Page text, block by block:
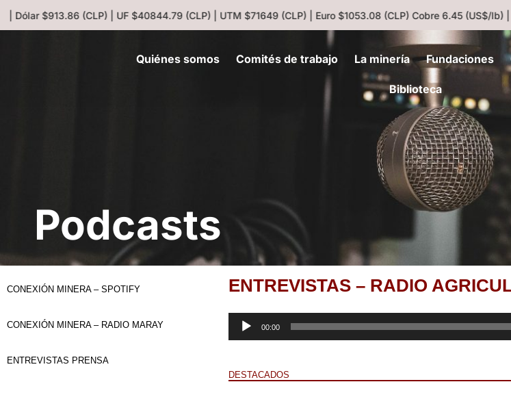
Dólar $913.86 (CLP) | UF $40844.79 (CLP) | UTM $71649 (CLP) | Euro $1053.08 (CLP)Cobre 6.45 (US$/lb) |
Quiénes somos Comités de trabajo La minería Fundaciones
Biblioteca
Podcasts
CONEXIÓN MINERA – SPOTIFY
CONEXIÓN MINERA – RADIO MARAY
ENTREVISTAS PRENSA
ENTREVISTAS – RADIO
Reproductor
de
00:00
DESTACADOS